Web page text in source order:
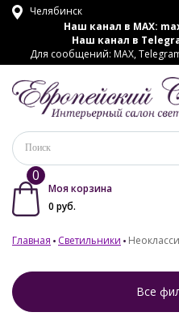
Челябинск
Наш канал в MAX:
Наш канал в
Для сообщений: MAX,
0
Моя корзина
0 руб.
Главная Светильники
Все